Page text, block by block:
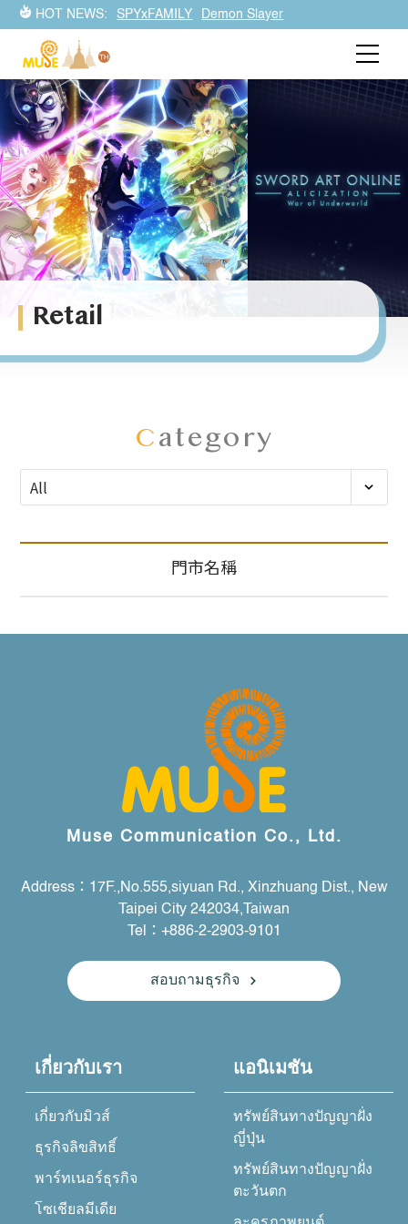
HOT NEWS: SPYxFAMILY Demon Slayer
Retail
Category
門市名稱
Muse Communication Co., Ltd.
Address：17F.,No.555,siyuan Rd., Xinzhuang Dist., New
Taipei City 242034,Taiwan
Tel：+886-2-2903-9101
สอบถามธุรกิจ
เกี่ยวกับเรา
เกี่ยวกับมิวส์
ธุรกิจลิขสิทธิ์
พาร์ทเนอร์ธุรกิจ
โซเชียลมีเดีย
แอนิเมชัน
ทรัพย์สินทางปัญญาฝั่ง
ญี่ปุ่น
ทรัพย์สินทางปัญญาฝั่ง
ตะวันตก